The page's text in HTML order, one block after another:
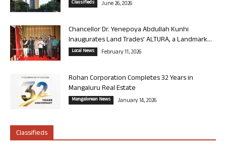
Classifieds June 26, 2026
Chancellor Dr. Yenepoya Abdullah Kunhi
Inaugurates Land Trades’ ALTURA, a Landmark...
Local News February 11, 2026
Rohan Corporation Completes 32 Years in
Mangaluru Real Estate
Mangalorean News January 14, 2026
Classifieds